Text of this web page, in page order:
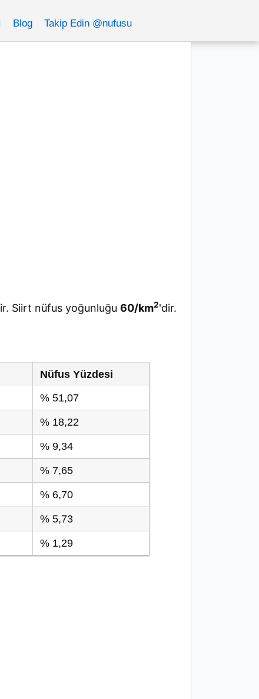
Blog Takip Edin @nufusu
Siirt nüfus yoğunluğu 60/km2'dir.
Nüfus Yüzdesi
% 51,07
% 18,22
% 9,34
% 7,65
% 6,70
% 5,73
% 1,29